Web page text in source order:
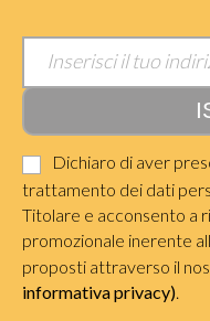
Dichiaro di aver
trattamento dei dati
Titolare e acconsento a
promozionale inerente
proposti attraverso il
informativa privacy).